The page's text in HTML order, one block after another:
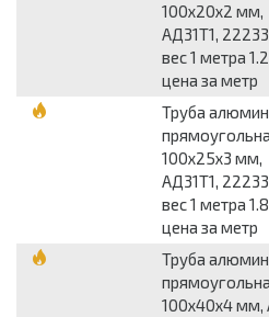
100x20x2 мм,
АД31Т1,
вес 1 метра
цена за метр
Труба
100x25x3 мм,
АД31Т1,
вес 1 метра
цена за метр
Труба
100x40x4 мм,